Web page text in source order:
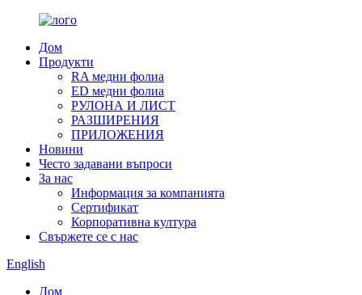
Дом
Продукти
RA медни фолиа
ED медни фолиа
РУЛОНА И ЛИСТ
РАЗШИРЕНИЯ
ПРИЛОЖЕНИЯ
Новини
Често задавани въпроси
За нас
Информация за компанията
Сертификат
Корпоративна култура
Свържете се с нас
English
Дом